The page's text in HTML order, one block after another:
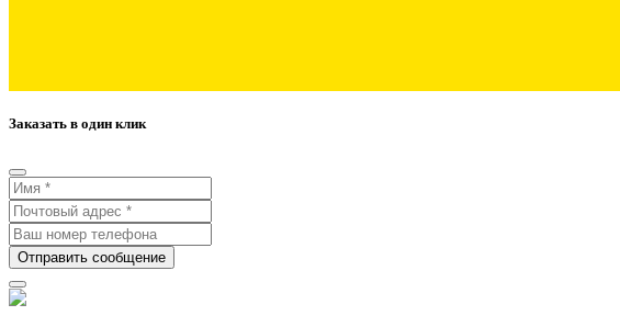
Заказать в один клик
Отправить сообщение